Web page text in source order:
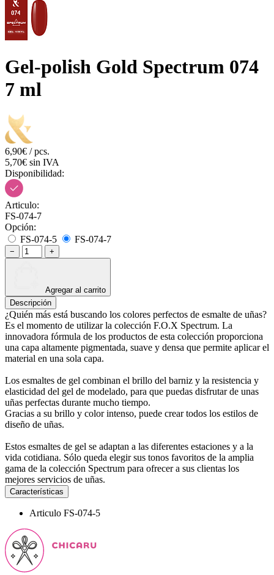
Gel-polish Gold Spectrum 074
7 ml
6,90€ / pcs.
5,70€ sin IVA
Disponibilidad:
Articulo:
FS-074-7
Opción:
FS-074-5
FS-074-7
− +
Agregar al carrito
Descripción
¿Quién más está buscando los colores perfectos de esmalte de uñas?
Es el momento de utilizar la colección F.O.X Spectrum. La
innovadora fórmula de los productos de esta colección proporciona
una capa altamente pigmentada, suave y densa que permite aplicar el
material en una sola capa.
Los esmaltes de gel combinan el brillo del barniz y la resistencia y
elasticidad del gel de modelado, para que puedas disfrutar de unas
uñas perfectas durante mucho tiempo.
Gracias a su brillo y color intenso, puede crear todos los estilos de
diseño de uñas.
Estos esmaltes de gel se adaptan a las diferentes estaciones y a la
vida cotidiana. Sólo queda elegir sus tonos favoritos de la amplia
gama de la colección Spectrum para ofrecer a sus clientas los
mejores servicios de uñas.
Características
Articulo FS-074-5